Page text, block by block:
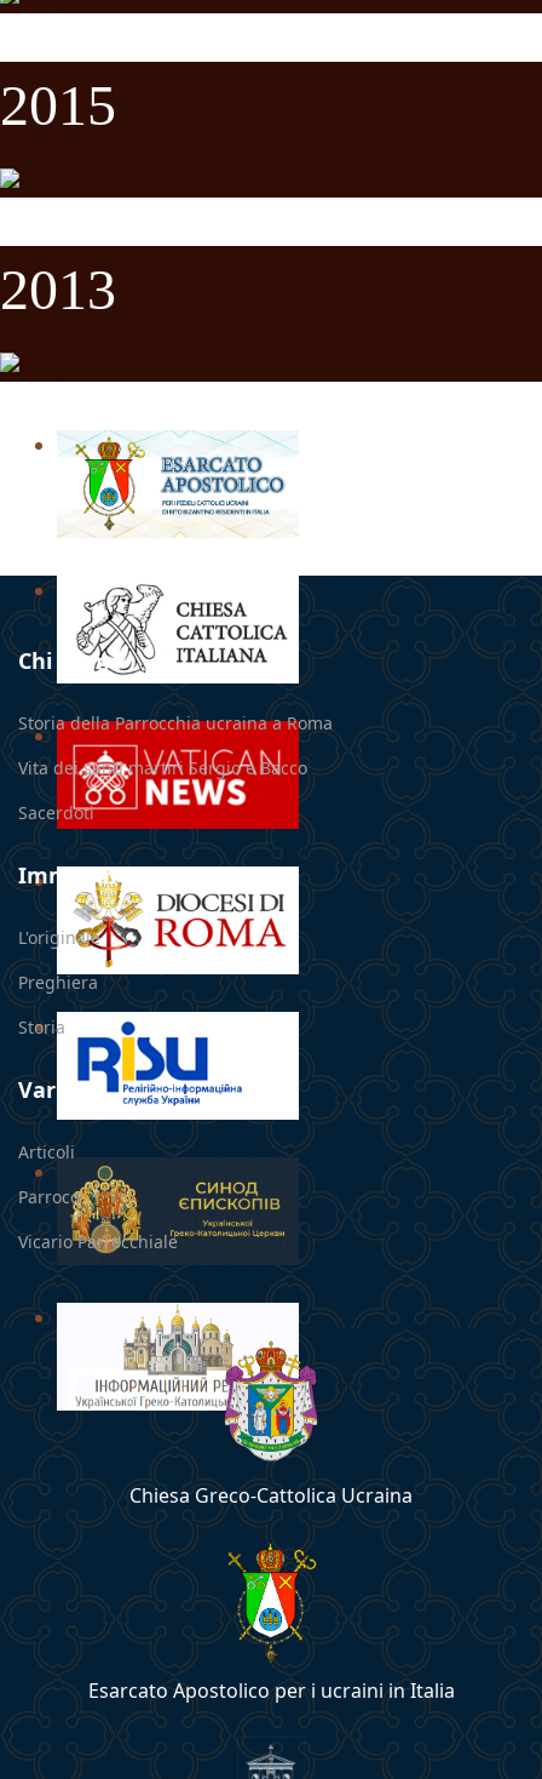
2015
2013
Chi siamo
Storia della Parrocchia ucraina a Roma
Vita dei santi martiri Sergio e Bacco
Sacerdoti
Immagine miracolosa
L'originale
Preghiera
Storia
Varie
Articoli
Parroco
Vicario Parrocchiale
Chiesa Greco-Cattolica Ucraina
Esarcato Apostolico per i ucraini in Italia